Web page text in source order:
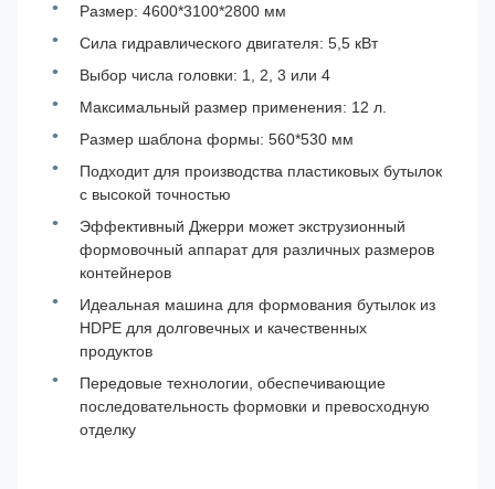
Размер: 4600*3100*2800 мм
Сила гидравлического двигателя: 5,5 кВт
Выбор числа головки: 1, 2, 3 или 4
Максимальный размер применения: 12 л.
Размер шаблона формы: 560*530 мм
Подходит для производства пластиковых бутылок
с высокой точностью
Эффективный Джерри может экструзионный
формовочный аппарат для различных размеров
контейнеров
Идеальная машина для формования бутылок из
HDPE для долговечных и качественных
продуктов
Передовые технологии, обеспечивающие
последовательность формовки и превосходную
отделку